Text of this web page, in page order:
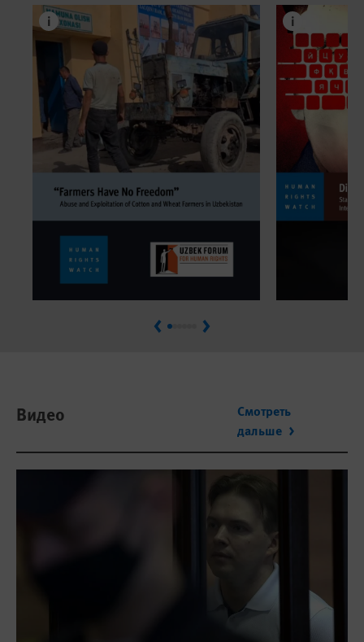
PreviousNext
Видео
Смотреть
дальше